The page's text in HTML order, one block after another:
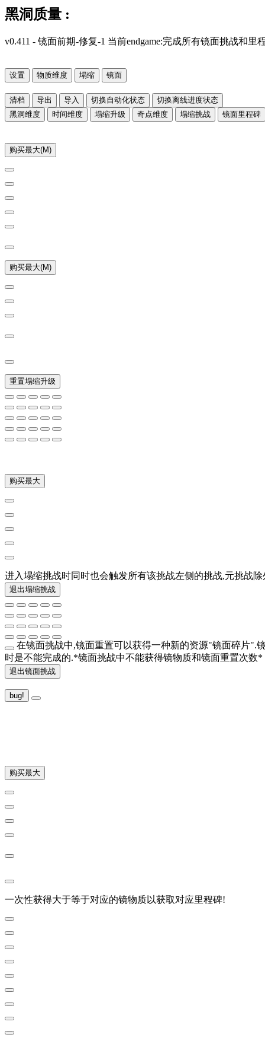
黑洞质量 :
v0.411 - 镜面前期-修复-1 当前endgame:完成所有镜面挑战和里
设置 物质维度 塌缩 镜面
清档 导出 导入 切换自动化状态
切换离线进度状态
黑洞维度
时间维度 塌缩升级 奇点维度 塌缩挑战 镜面里程碑
购买最大(M)
购买最大(M)
重置塌缩升级
购买最大
进入塌缩挑战时同时也会触发所有该挑战左侧的挑战,元挑战
退出塌缩挑战
在镜面挑战中,镜面重置可以获得一种新的资源"镜面碎片".
时是不能完成的.*镜面挑战中不能获得镜物质和镜面重置次数*
退出镜面挑战
bug!
购买最大
一次性获得大于等于对应的镜物质以获取对应里程碑!